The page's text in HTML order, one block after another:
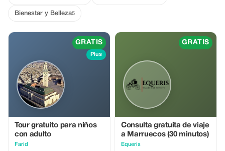
Bienestar y Belleza5
GRATIS
Plus
Tour gratuito para niños
con adulto
Farid
GRATIS
Consulta gratuita de viaje
a Marruecos (30 minutos)
Equeris